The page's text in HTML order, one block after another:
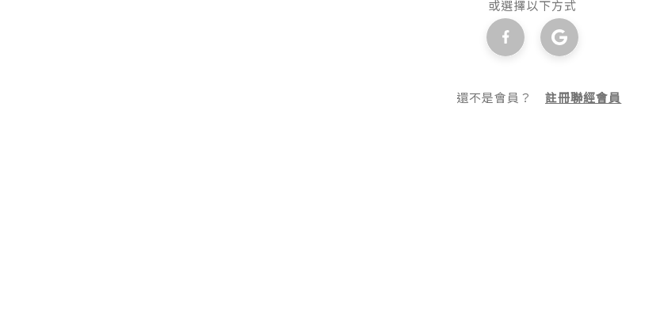
或選擇以下方式
還不是會員？註冊聯經會員